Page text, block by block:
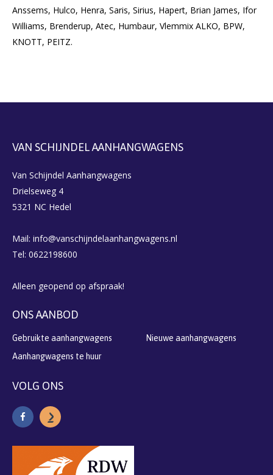
Anssems, Hulco, Henra, Saris, Sirius, Hapert, Brian James, Ifor
Williams, Brenderup, Atec, Humbaur, Vlemmix ALKO, BPW,
KNOTT, PEITZ.
VAN SCHIJNDEL AANHANGWAGENS
Van Schijndel Aanhangwagens
Drielseweg 4
5321 NC Hedel
Mail: info@vanschijndelaanhangwagens.nl
Tel: 0622198600
Alleen geopend op afspraak!
ONS AANBOD
Gebruikte aanhangwagens
Aanhangwagens te huur
Nieuwe aanhangwagens
VOLG ONS